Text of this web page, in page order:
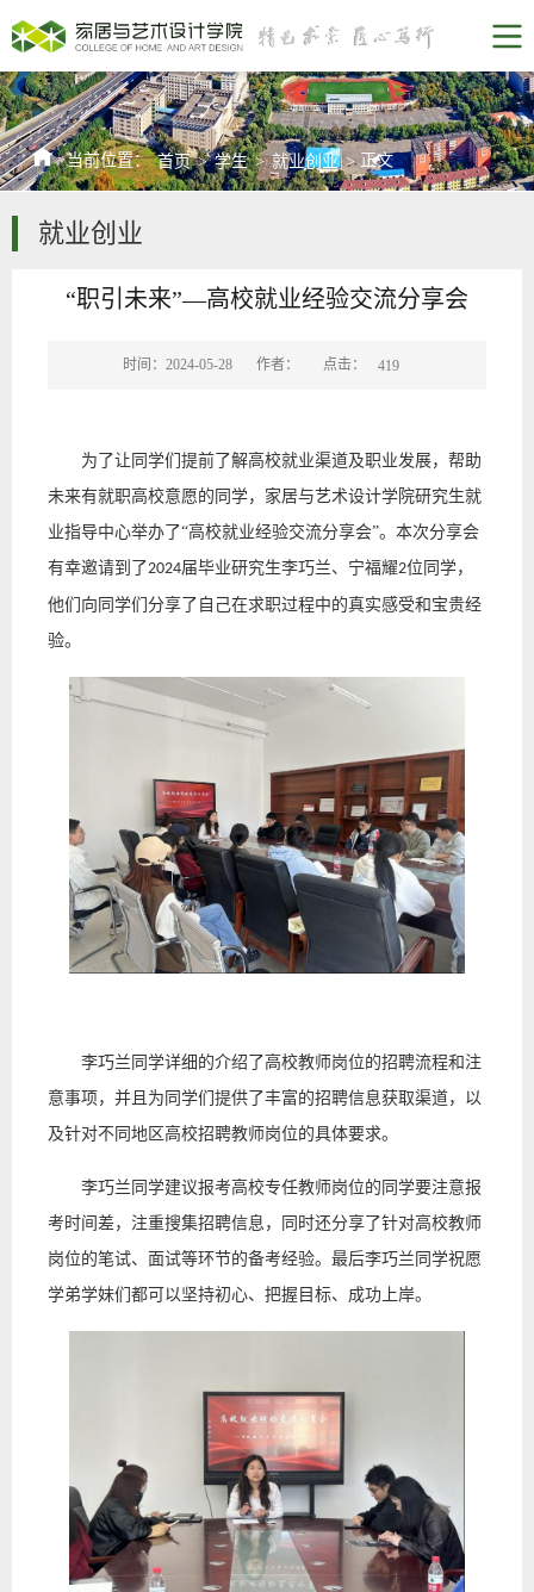
当前位置：首页 > 学生 > 就业创业 >正文
就业创业
“职引未来”—高校就业经验交流分享会
时间：2024-05-28 作者： 点击： 419
为了让 同学们提前了解高校就业渠道及职业发展，帮助
未来有就职高校意愿的同学，家居与艺术设计学院研究生就
业指导中心举办了“高校就业经验交流分享会”。本次分享会
有幸邀请到了2024届毕业研究生李巧兰、宁福耀2位同学，
他们向同学们分享了自己在求职过程中的真实感受和宝贵经
验。
李巧兰同学详细的介绍了高校教师岗位的招聘流程和注
意事项，并且为同学们提供了丰富的招聘信息获取渠道，以
及针对不同地区高校招聘教师岗位的具体要求。
李巧兰同学建议报考高校专任教师岗位的同学要注意报
考时间差，注重搜集招聘信息，同时还分享了针对高校教师
岗位的笔试、面试等环节的备考经验。最后李巧兰同学祝愿
学弟学妹们都可以坚持初心、把握目标、成功上岸。